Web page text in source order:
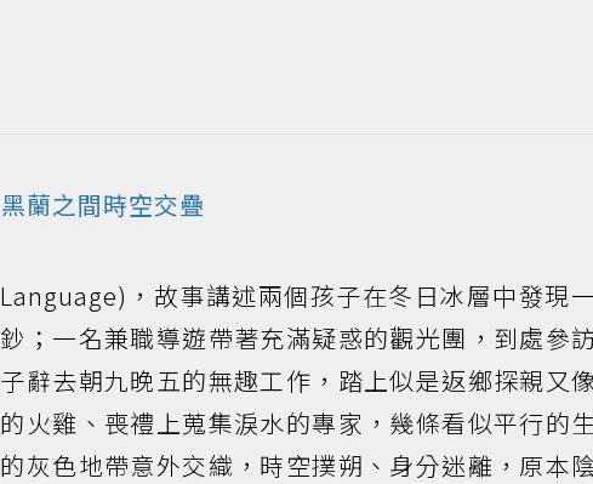
蘭之間時空交疊
，故事講述兩個孩子在冬日冰層中發現
；一名兼職導遊帶著充滿疑惑的觀光團，到處參
辭去朝九晚五的無趣工作，踏上似是返鄉探親又
火雞、喪禮上蒐集淚水的專家，幾條看似平行的
灰色地帶意外交織，時空撲朔、身分迷離，原本